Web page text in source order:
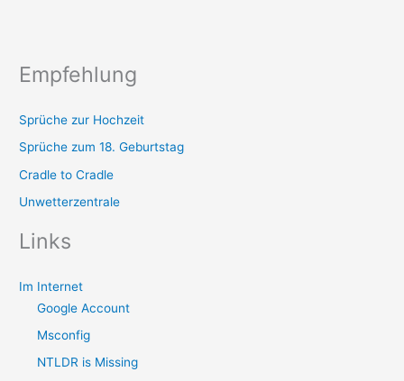
Empfehlung
Sprüche zur Hochzeit
Sprüche zum 18. Geburtstag
Cradle to Cradle
Unwetterzentrale
Links
Im Internet
Google Account
Msconfig
NTLDR is Missing